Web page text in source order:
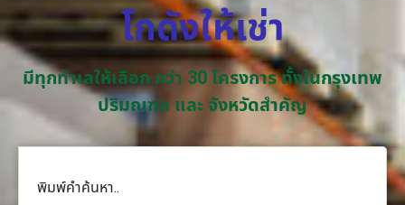
โกดังให้เช่า
มีทุกทำเลให้เลือก กว่า 30 โครงการ ทั้งในกรุงเทพ
ปริมณฑล และ จังหวัดสำคัญ
พิมพ์คำค้นหา..